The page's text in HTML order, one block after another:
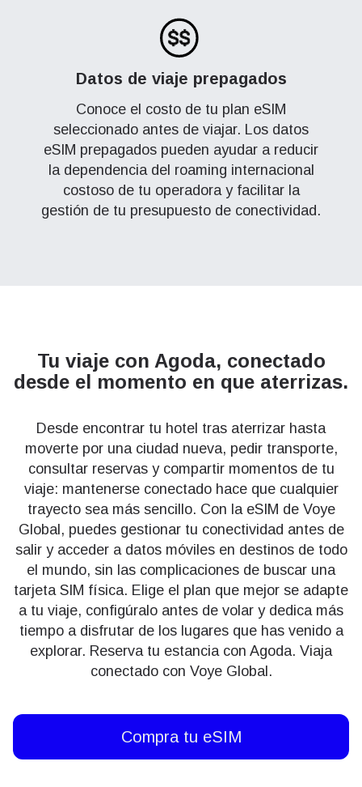
Datos de viaje prepagados
Conoce el costo de tu plan eSIM
seleccionado antes de viajar. Los datos
eSIM prepagados pueden ayudar a reducir
la dependencia del roaming internacional
costoso de tu operadora y facilitar la
gestión de tu presupuesto de conectividad.
Tu viaje con Agoda, conectado
desde el momento en que aterrizas.
Desde encontrar tu hotel tras aterrizar hasta
moverte por una ciudad nueva, pedir transporte,
consultar reservas y compartir momentos de tu
viaje: mantenerse conectado hace que cualquier
trayecto sea más sencillo. Con la eSIM de Voye
Global, puedes gestionar tu conectividad antes de
salir y acceder a datos móviles en destinos de todo
el mundo, sin las complicaciones de buscar una
tarjeta SIM física. Elige el plan que mejor se adapte
a tu viaje, configúralo antes de volar y dedica más
tiempo a disfrutar de los lugares que has venido a
explorar. Reserva tu estancia con Agoda. Viaja
conectado con Voye Global.
Compra tu eSIM